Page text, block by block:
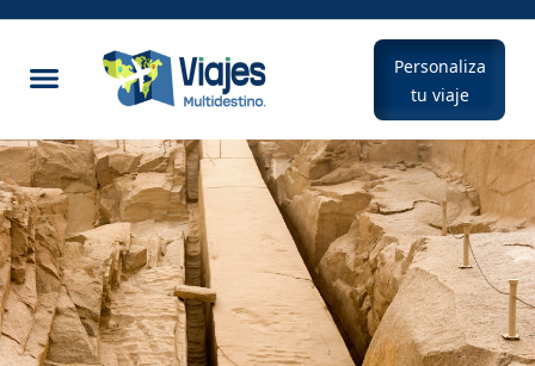
Personaliza
tu viaje